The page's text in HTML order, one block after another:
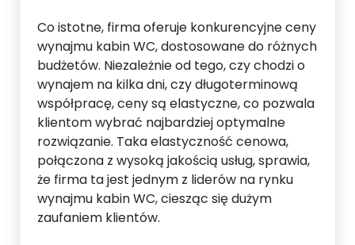
Co istotne, firma oferuje konkurencyjne ceny
wynajmu kabin WC, dostosowane do różnych
budżetów. Niezależnie od tego, czy chodzi o
wynajem na kilka dni, czy długoterminową
współpracę, ceny są elastyczne, co pozwala
klientom wybrać najbardziej optymalne
rozwiązanie. Taka elastyczność cenowa,
połączona z wysoką jakością usług, sprawia,
że firma ta jest jednym z liderów na rynku
wynajmu kabin WC, ciesząc się dużym
zaufaniem klientów.